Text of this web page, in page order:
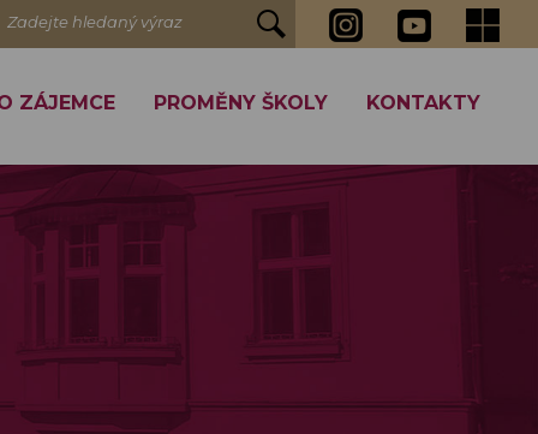
ZÁJEMCE PROMĚNY ŠKOLY KONTAKTY
Zadejte hledaný výraz